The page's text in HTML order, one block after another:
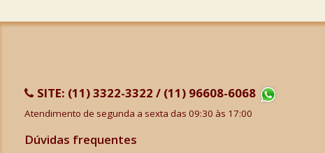
SITE: (11) 3322-3322 / (11) 96608-6068
Atendimento de segunda a sexta das 09:30 às 17:00
Dúvidas frequentes